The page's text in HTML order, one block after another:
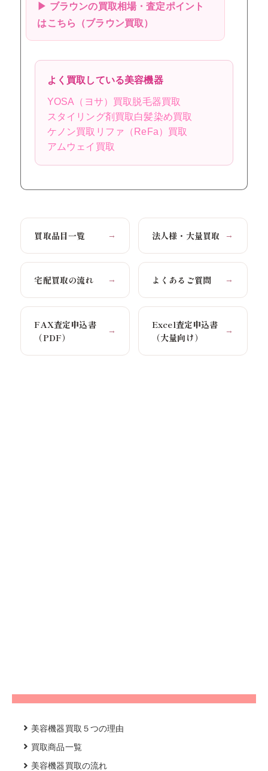
▶ ブラウンの買取相場・査定ポイント
はこちら（ブラウン買取）
よく買取している美容機器
YOSA（ヨサ）買取 脱毛器買取
スタイリング剤買取白髪染め買取
ケノン買取 リファ（ReFa）買取
アムウェイ買取
買取品目一覧 → 法人様・大量買取 →
宅配買取の流れ → よくあるご質問 →
FAX査定申込書
（PDF）
→
Excel査定申込書
（大量向け）
→
美容機器買取５つの理由
買取商品一覧
美容機器買取の流れ